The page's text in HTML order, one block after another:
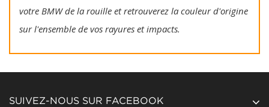
votre BMW de la rouille et retrouverez la couleur d'origine
sur l'ensemble de vos rayures et impacts.
SUIVEZ-NOUS SUR FACEBOOK